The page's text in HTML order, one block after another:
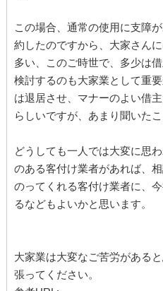
この場合、通常の使用に支障
約したのですから、大家さん
多い、このご時世で、多少は
検討するのも大家業として重
は退居させ、マナーのよい借
らしいですが、あまり聞いた
どうしても一人では大変に思
のある客付け業者があれば、
のってくれる客付け業者に、
るなどもよいかと思います。
大家業は大変なご苦労がある
張ってください。